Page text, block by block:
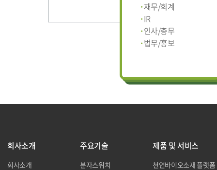
재무/회계
IR
인사/총무
법무/홍보
회사소개
회사소개
주요기술
분자스위치
제품 및 서비스
천연바이오소재 플랫폼